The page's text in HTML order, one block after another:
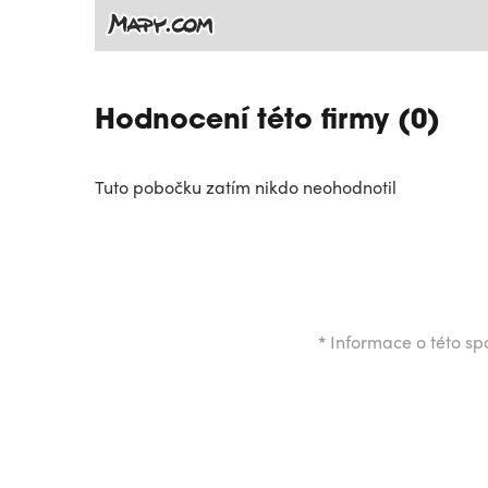
Hodnocení této firmy (0)
Tuto pobočku zatím nikdo neohodnotil
* Informace o této